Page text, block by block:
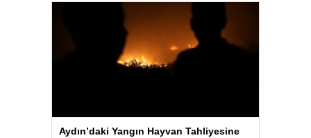
Aydın’daki Yangın Hayvan Tahliyesine